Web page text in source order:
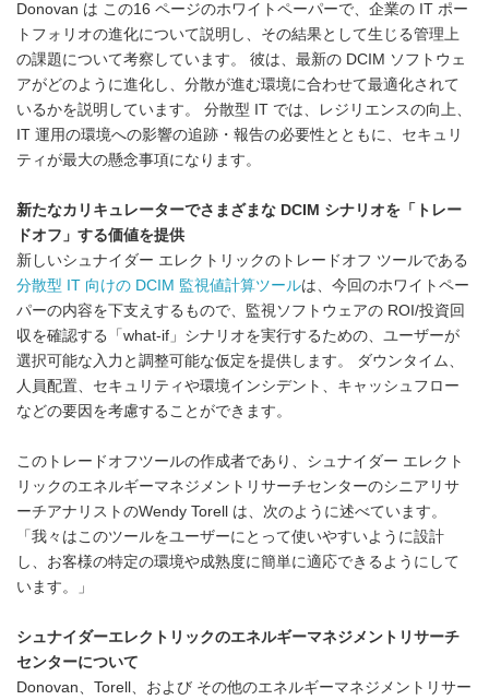
Donovan は この16 ページのホワイトペーパーで、企業の IT ポー
トフォリオの進化について説明し、その結果として生じる管理上
の課題について考察しています。 彼は、最新の DCIM ソフトウェ
アがどのように進化し、分散が進む環境に合わせて最適化されて
いるかを説明しています。 分散型 IT では、レジリエンスの向上、
IT 運用の環境への影響の追跡・報告の必要性とともに、セキュリ
ティが最大の懸念事項になります。
新たなカリキュレーターでさまざまな DCIM シナリオを「トレー
ドオフ」する価値を提供
新しいシュナイダー エレクトリックのトレードオフ ツールである
分散型 IT 向けの DCIM 監視値計算ツールは、今回のホワイトペー
パーの内容を下支えするもので、監視ソフトウェアの ROI/投資回
収を確認する「what-if」シナリオを実行するための、ユーザーが
選択可能な入力と調整可能な仮定を提供します。 ダウンタイム、
人員配置、セキュリティや環境インシデント、キャッシュフロー
などの要因を考慮することができます。
このトレードオフツールの作成者であり、シュナイダー エレクト
リックのエネルギーマネジメントリサーチセンターのシニアリサ
ーチアナリストのWendy Torell は、次のように述べています。
「我々はこのツールをユーザーにとって使いやすいように設計
し、お客様の特定の環境や成熟度に簡単に適応できるようにして
います。」
シュナイダーエレクトリックのエネルギーマネジメントリサーチ
センターについて
Donovan、Torell、および その他のエネルギーマネジメントリサー